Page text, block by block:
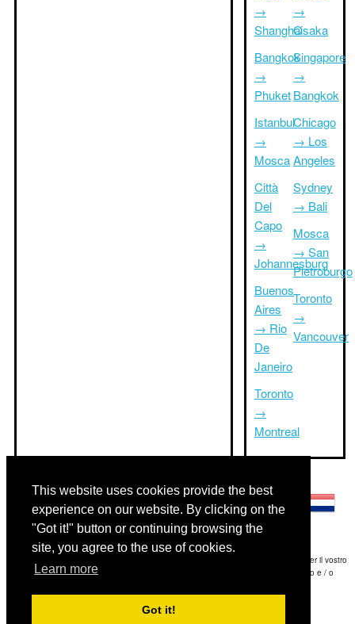
This website uses cookies provide the best
experience on our website. By clicking on the
"Got it!" button or continuing browsing the
site, you agree to the use of cookies.
Learn more
Got it!
→
Shanghai
Bangkok
→
Phuket
Istanbul
→
Mosca
Città
Del
Capo
→
Johannesburg
Buenos
Aires
→ Rio
De
Janeiro
Toronto
→
Montreal
→
Osaka
Singapore
→
Bangkok
Chicago
→ Los
Angeles
Sydney
→ Bali
Mosca
→ San
Pietroburgo
Toronto
→
Vancouver
Disclaimer: Le informazioni visualizzate su questo sito è la nostra migliore stima e per il vostro
riferimento soltanto.Triptimeto.com non è responsabile di eventuali ritardi viaggio e / o